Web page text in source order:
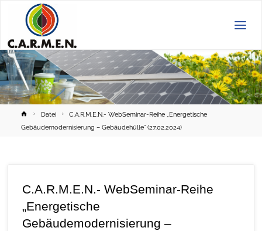
HomeDatei
C.A.R.M.E.N.- WebSeminar-Reihe „Energetische
Gebäudemodernisierung – Gebäudehülle” (27.02.2024)
C.A.R.M.E.N.- WebSeminar-Reihe
„Energetische
Gebäudemodernisierung –